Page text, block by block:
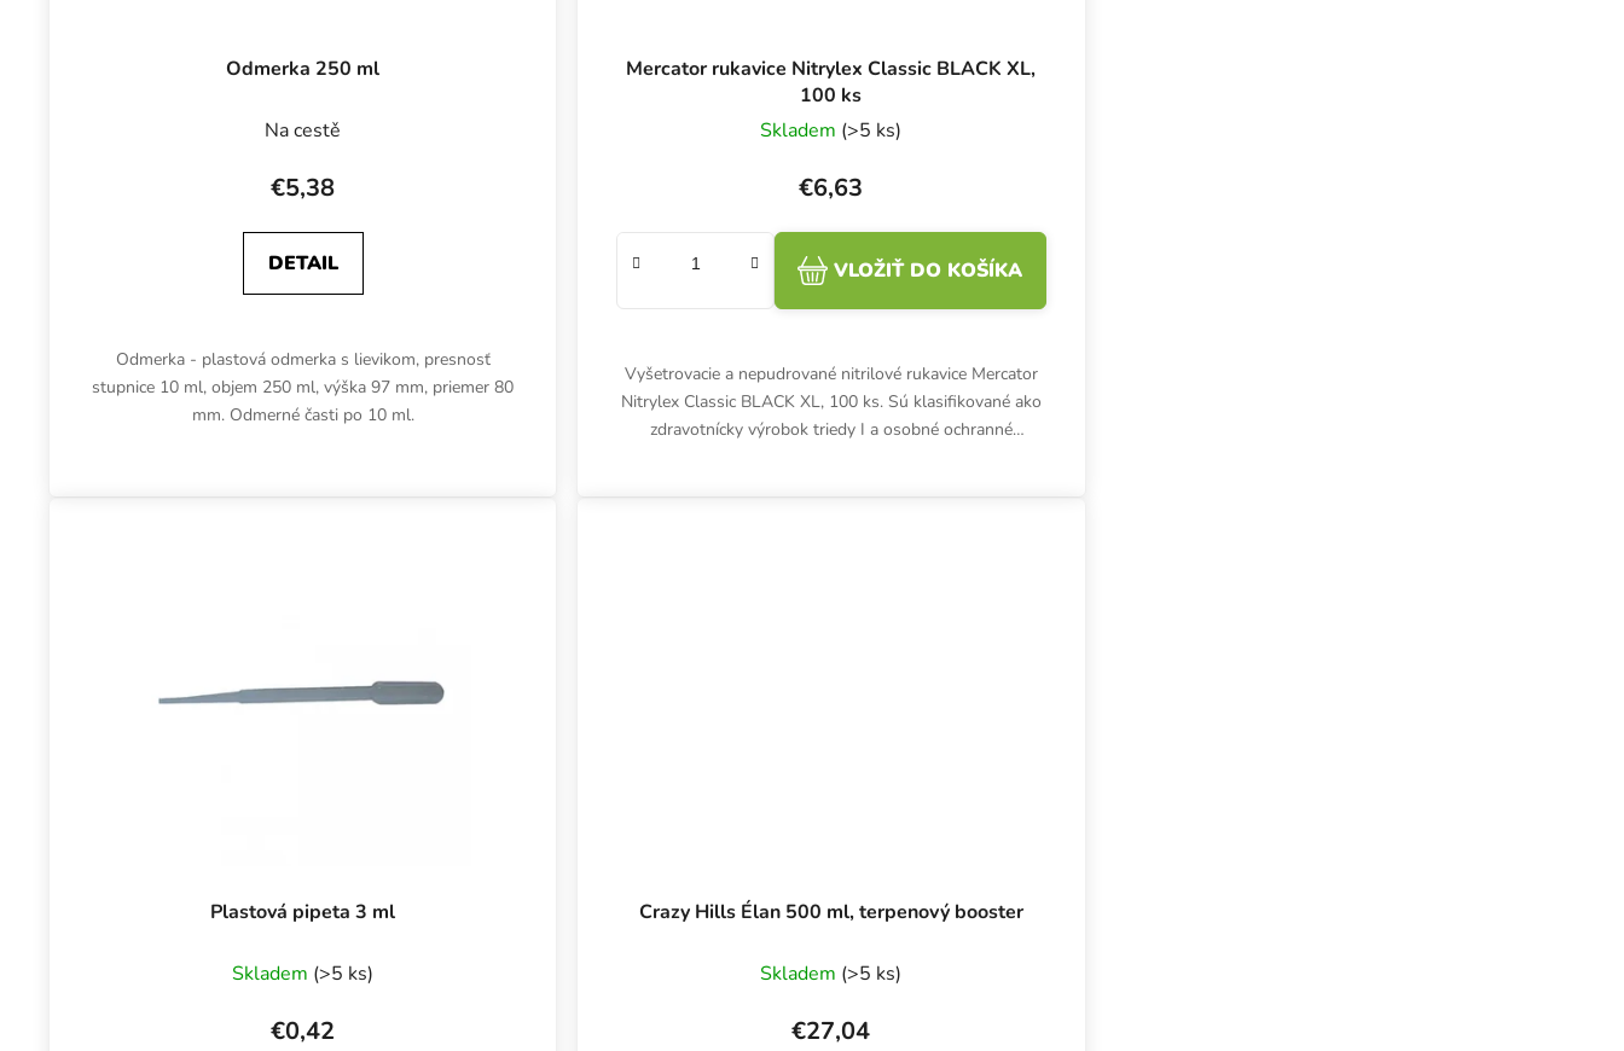
Odmerka 250 ml
Na cestě
€5,38
DETAIL
Odmerka - plastová odmerka s lievikom, presnosť
stupnice 10 ml, objem 250 ml, výška 97 mm, priemer 80
mm. Odmerné časti po 10 ml.
Mercator rukavice Nitrylex Classic BLACK XL,
100 ks
Skladem (>5 ks)
€6,63
VLOŽIŤ DO KOŠÍKA
Vyšetrovacie a nepudrované nitrilové rukavice Mercator
Nitrylex Classic BLACK XL, 100 ks. Sú klasifikované ako
zdravotnícky výrobok triedy I a osobné ochranné
Plastová pipeta 3 ml
Skladem (>5 ks)
€0,42
Crazy Hills Élan 500 ml, terpenový booster
Skladem (>5 ks)
€27,04